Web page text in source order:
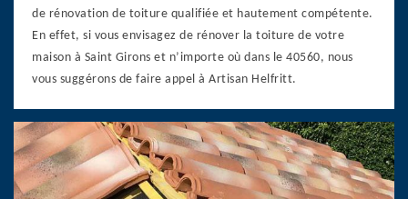
de rénovation de toiture qualifiée et hautement compétente.
En effet, si vous envisagez de rénover la toiture de votre
maison à Saint Girons et n’importe où dans le 40560, nous
vous suggérons de faire appel à Artisan Helfritt.